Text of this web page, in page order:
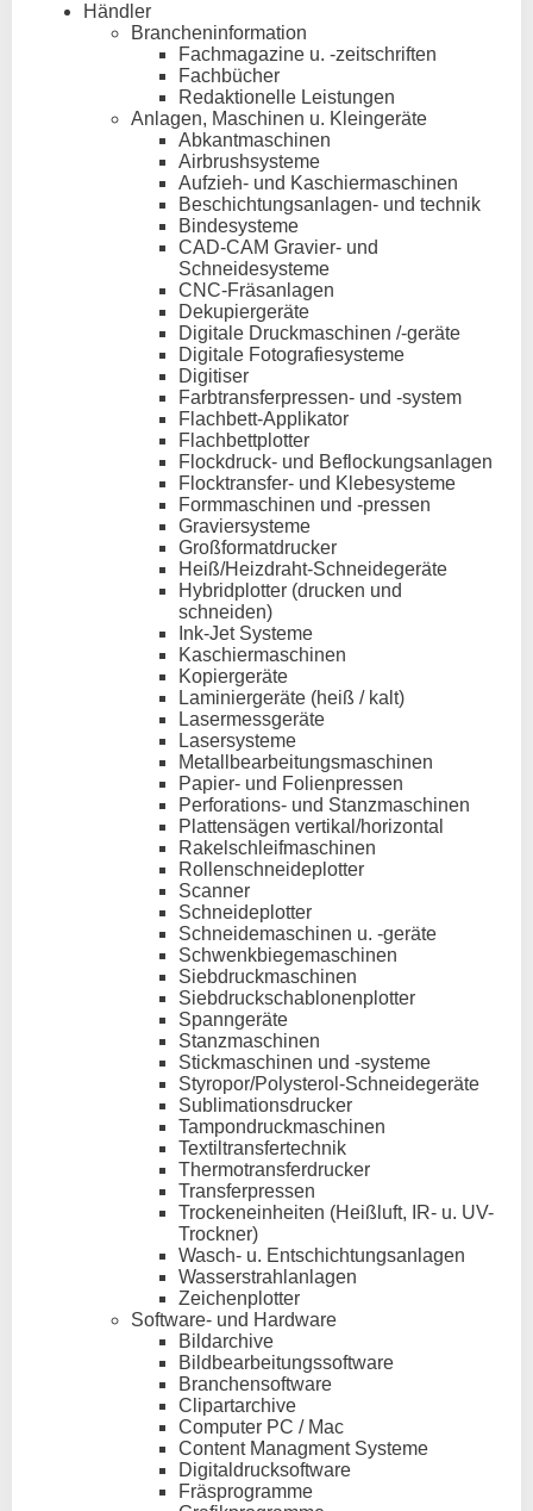
Händler
Brancheninformation
Fachmagazine u. -zeitschriften
Fachbücher
Redaktionelle Leistungen
Anlagen, Maschinen u. Kleingeräte
Abkantmaschinen
Airbrushsysteme
Aufzieh- und Kaschiermaschinen
Beschichtungsanlagen- und technik
Bindesysteme
CAD-CAM Gravier- und
Schneidesysteme
CNC-Fräsanlagen
Dekupiergeräte
Digitale Druckmaschinen /-geräte
Digitale Fotografiesysteme
Digitiser
Farbtransferpressen- und -system
Flachbett-Applikator
Flachbettplotter
Flockdruck- und Beflockungsanlagen
Flocktransfer- und Klebesysteme
Formmaschinen und -pressen
Graviersysteme
Großformatdrucker
Heiß/Heizdraht-Schneidegeräte
Hybridplotter (drucken und
schneiden)
Ink-Jet Systeme
Kaschiermaschinen
Kopiergeräte
Laminiergeräte (heiß / kalt)
Lasermessgeräte
Lasersysteme
Metallbearbeitungsmaschinen
Papier- und Folienpressen
Perforations- und Stanzmaschinen
Plattensägen vertikal/horizontal
Rakelschleifmaschinen
Rollenschneideplotter
Scanner
Schneideplotter
Schneidemaschinen u. -geräte
Schwenkbiegemaschinen
Siebdruckmaschinen
Siebdruckschablonenplotter
Spanngeräte
Stanzmaschinen
Stickmaschinen und -systeme
Styropor/Polysterol-Schneidegeräte
Sublimationsdrucker
Tampondruckmaschinen
Textiltransfertechnik
Thermotransferdrucker
Transferpressen
Trockeneinheiten (Heißluft, IR- u. UV-
Trockner)
Wasch- u. Entschichtungsanlagen
Wasserstrahlanlagen
Zeichenplotter
Software- und Hardware
Bildarchive
Bildbearbeitungssoftware
Branchensoftware
Clipartarchive
Computer PC / Mac
Content Managment Systeme
Digitaldrucksoftware
Fräsprogramme